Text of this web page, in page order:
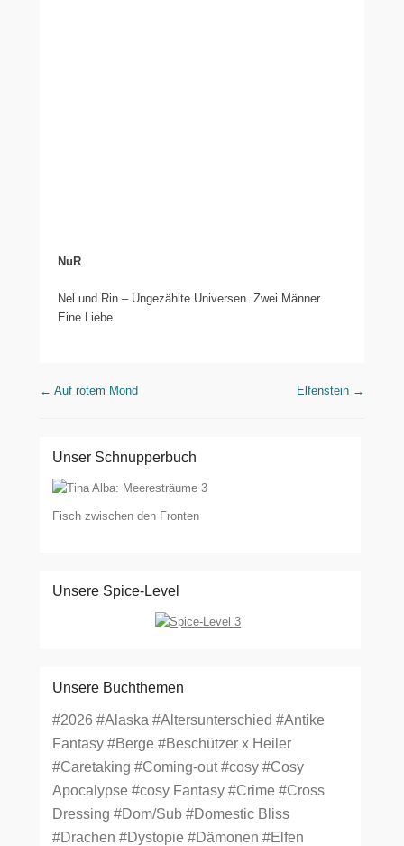
NuR
Nel und Rin – Ungezählte Universen. Zwei Männer.
Eine Liebe.
Beitragsnavigation
← Auf rotem Mond Elfenstein →
Unser Schnupperbuch
Fisch zwischen den Fronten
Unsere Spice-Level
Unsere Buchthemen
#2026 #Alaska #Altersunterschied #Antike
Fantasy #Berge #Beschützer x Heiler
#Caretaking #Coming-out #cosy #Cosy
Apocalypse #cosy Fantasy #Crime #Cross
Dressing #Dom/Sub #Domestic Bliss
#Drachen #Dystopie #Dämonen #Elfen